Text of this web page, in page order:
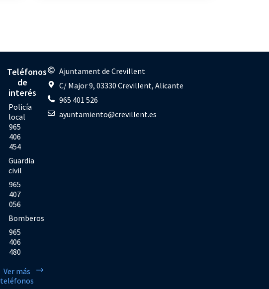
Teléfonos
de
interés
Policía
local
965
406
454
Guardia
civil
965
407
056
Bomberos
965
406
480
Ver más
teléfonos
Ajuntament de Crevillent
C/ Major 9, 03330 Crevillent, Alicante
965 401 526
ayuntamiento@crevillent.es